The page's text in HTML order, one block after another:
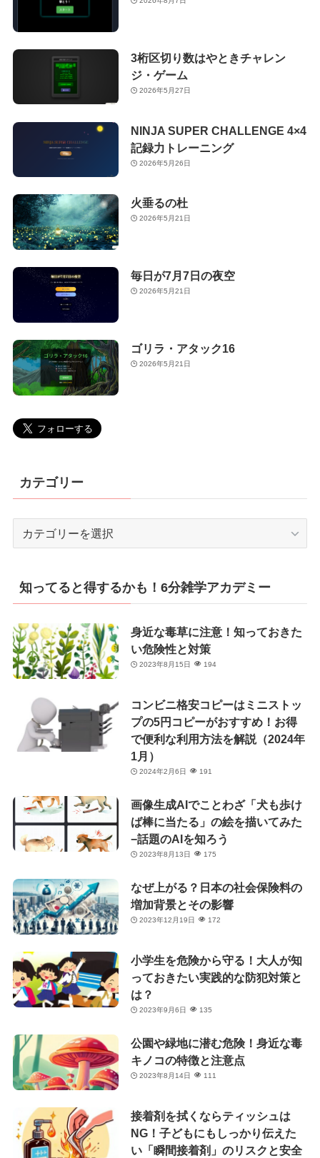
3桁区切り数はやときチャレン
ジ・ゲーム
2026年5月27日
NINJA SUPER CHALLENGE 4×4
記録力トレーニング
2026年5月26日
火垂るの杜
2026年5月21日
毎日が7月7日の夜空
2026年5月21日
ゴリラ・アタック16
2026年5月21日
カテゴリー
リ
ー
知ってると得するかも！6分雑学アカデミー
身近な毒草に注意！知っておきた
い危険性と対策
2023年8月15日 194
コンビニ格安コピーはミニストッ
プの5円コピーがおすすめ！お得
で便利な利用方法を解説（2024年
1月）
2024年2月6日 191
画像生成AIでことわざ「犬も歩け
ば棒に当たる」の絵を描いてみた
−話題のAIを知ろう
2023年8月13日 175
なぜ上がる？日本の社会保険料の
増加背景とその影響
2023年12月19日 172
小学生を危険から守る！大人が知
っておきたい実践的な防犯対策と
は？
2023年9月6日 135
公園や緑地に潜む危険！身近な毒
キノコの特徴と注意点
2023年8月14日 111
接着剤を拭くならティッシュは
NG！子どもにもしっかり伝えた
い「瞬間接着剤」のリスクと安全